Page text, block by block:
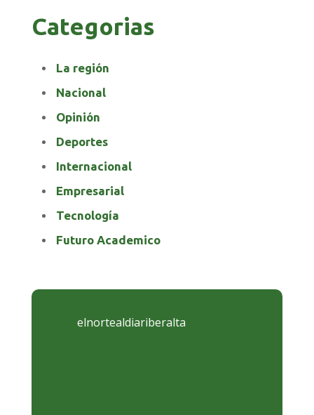
Categorias
La región
Nacional
Opinión
Deportes
Internacional
Empresarial
Tecnología
Futuro Academico
elnortealdiariberalta